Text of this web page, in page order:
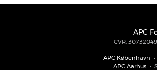
APC
CVR: 30732049
APC København
APC Aarhus